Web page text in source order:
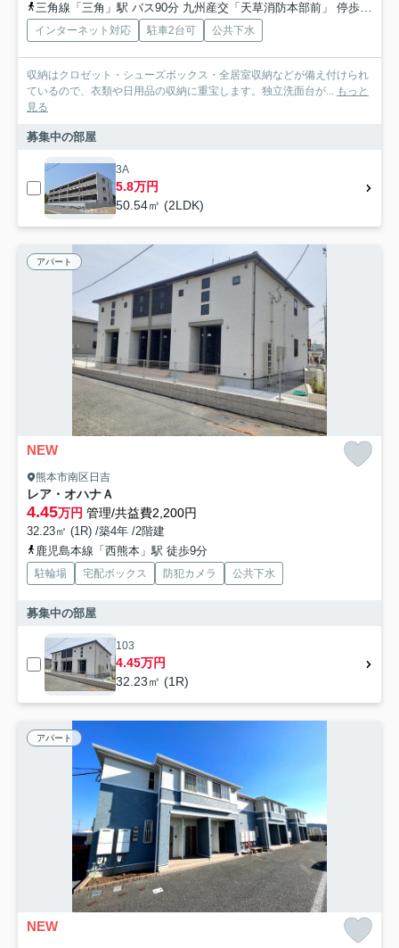
三角線「三角」駅 バス90分 九州産交「天草消防本部前」 停歩7分
インターネット対応 駐車2台可 公共下水
収納はクロゼット・シューズボックス・全居室収納などが備え付けられ
ているので、衣類や日用品の収納に重宝します。独立洗面台が... もっと
見る
募集中の部屋
3A
5.8万円
50.54㎡ (2LDK)
アパート
NEW
熊本市南区日吉
レア・オハナＡ
4.45万円 管理/共益費2,200円
32.23㎡ (1R) /築4年 /2階建
鹿児島本線「西熊本」駅 徒歩9分
駐輪場 宅配ボックス 防犯カメラ 公共下水
募集中の部屋
103
4.45万円
32.23㎡ (1R)
アパート
NEW